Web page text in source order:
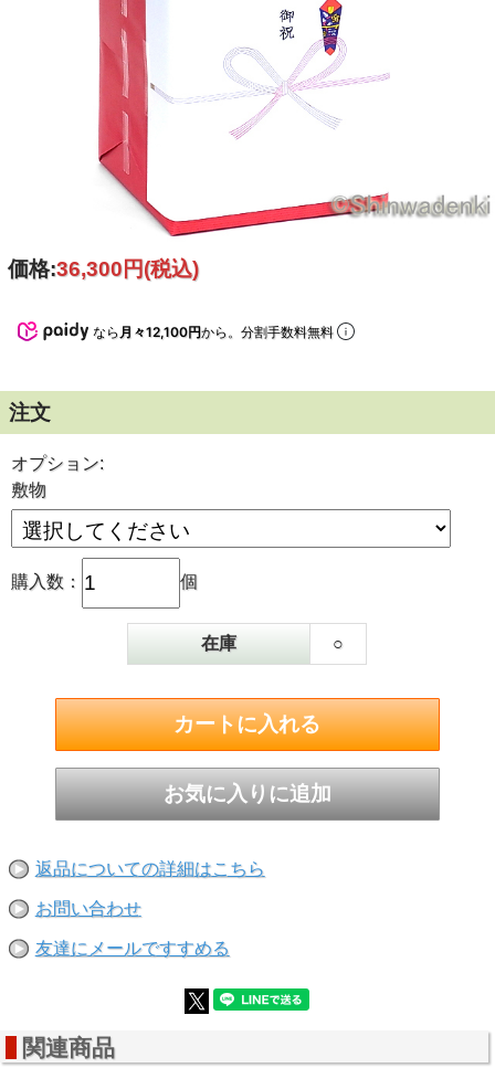
お茶の時間が来るたびに日本の美意識を静かに感じられま
価格:36,300円(税込)
なら 月々12,100円から。分割手数料無料
注文
オプション:
敷物
購入数： 個
在庫 ○
返品についての詳細はこちら
お問い合わせ
友達にメールですすめる
関連商品